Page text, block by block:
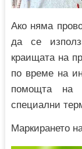
Ако няма
да се
краищата на
по време на
помощта на
специални
Маркирането